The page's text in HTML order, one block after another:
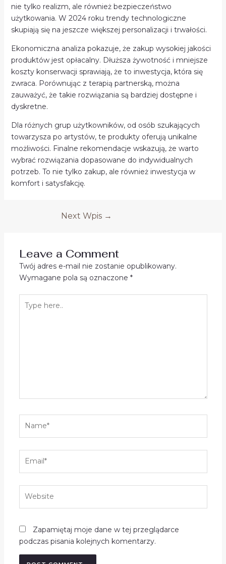
nie tylko realizm, ale również bezpieczeństwo
użytkowania. W 2024 roku trendy technologiczne
skupiają się na jeszcze większej personalizacji i trwałości.
Ekonomiczna analiza pokazuje, że zakup wysokiej jakości
produktów jest opłacalny. Dłuższa żywotność i mniejsze
koszty konserwacji sprawiają, że to inwestycja, która się
zwraca. Porównując z terapią partnerską, można
zauważyć, że takie rozwiązania są bardziej dostępne i
dyskretne.
Dla różnych grup użytkowników, od osób szukających
towarzysza po artystów, te produkty oferują unikalne
możliwości. Finalne rekomendacje wskazują, że warto
wybrać rozwiązania dopasowane do indywidualnych
potrzeb. To nie tylko zakup, ale również inwestycja w
komfort i satysfakcję.
Next Wpis →
Leave a Comment
Twój adres e-mail nie zostanie opublikowany.
Wymagane pola są oznaczone *
here..
Zapamiętaj moje dane w tej przeglądarce
podczas pisania kolejnych komentarzy.